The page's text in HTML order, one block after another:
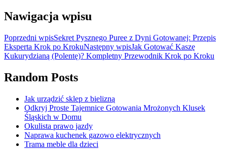
Nawigacja wpisu
Poprzedni wpisSekret Pysznego Puree z Dyni Gotowanej: Przepis
Eksperta Krok po KrokuNastępny wpisJak Gotować Kaszę
Kukurydzianą (Polentę)? Kompletny Przewodnik Krok po Kroku
Random Posts
Jak urządzić sklep z bielizną
Odkryj Proste Tajemnice Gotowania Mrożonych Klusek
Śląskich w Domu
Okulista prawo jazdy
Naprawa kuchenek gazowo elektrycznych
Trama meble dla dzieci